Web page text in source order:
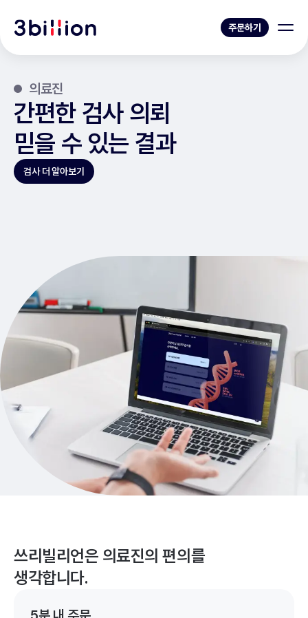
주문하기
의료진
간편한 검사 의뢰
믿을 수 있는 결과
검사 더 알아보기
쓰리빌리언은 의료진의 편의를
생각합니다.